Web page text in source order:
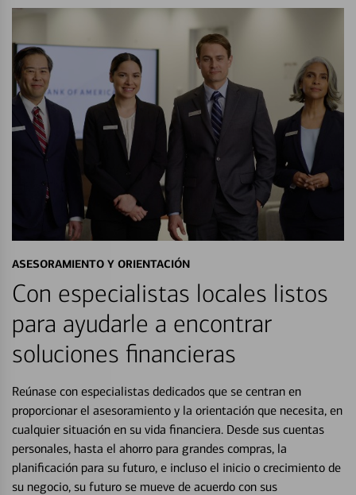
ASESORAMIENTO Y ORIENTACIÓN
Con especialistas locales listos
para ayudarle a encontrar
soluciones financieras
Reúnase con especialistas dedicados que se centran en
proporcionar el asesoramiento y la orientación que necesita, en
cualquier situación en su vida financiera. Desde sus cuentas
personales, hasta el ahorro para grandes compras, la
planificación para su futuro, e incluso el inicio o crecimiento de
su negocio, su futuro se mueve de acuerdo con sus